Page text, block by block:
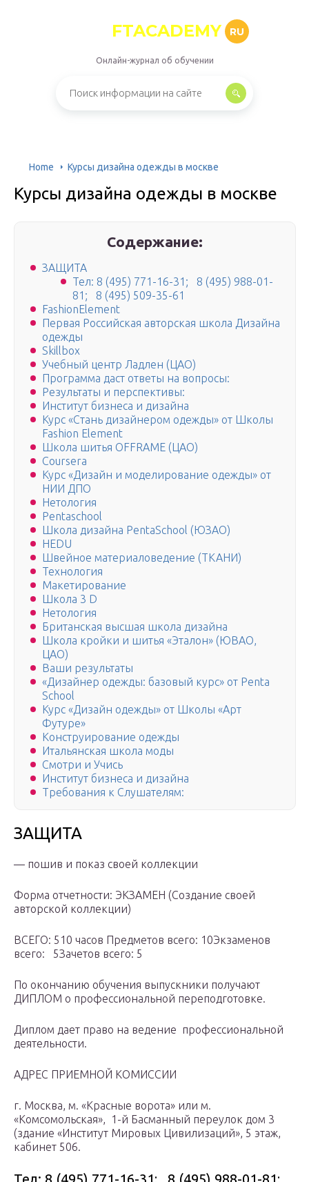
FTACADEMY RU
Онлайн-журнал об обучении
Home Курсы дизайна одежды в москве
Курсы дизайна одежды в москве
Содержание:
ЗАЩИТА
Тел: 8 (495) 771-16-31; 8 (495) 988-01-
81; 8 (495) 509-35-61
FashionElement
Первая Российская авторская школа Дизайна
одежды
Skillbox
Учебный центр Ладлен (ЦАО)
Программа даст ответы на вопросы:
Результаты и перспективы:
Институт бизнеса и дизайна
Курс «Стань дизайнером одежды» от Школы
Fashion Element
Школа шитья OFFRAME (ЦАО)
Coursera
Курс «Дизайн и моделирование одежды» от
НИИ ДПО
Нетология
Pentaschool
Школа дизайна PentaSchool (ЮЗАО)
HEDU
Швейное материаловедение (ТКАНИ)
Технология
Макетирование
Школа 3 D
Нетология
Британская высшая школа дизайна
Школа кройки и шитья «Эталон» (ЮВАО,
ЦАО)
Ваши результаты
«Дизайнер одежды: базовый курс» от Penta
School
Курс «Дизайн одежды» от Школы «Арт
Футуре»
Конструирование одежды
Итальянская школа моды
Смотри и Учись
Институт бизнеса и дизайна
Требования к Слушателям:
ЗАЩИТА
— пошив и показ своей коллекции
Форма отчетности: ЭКЗАМЕН (Создание своей
авторской коллекции)
ВСЕГО: 510 часов Предметов всего: 10Экзаменов
всего: 5Зачетов всего: 5
По окончанию обучения выпускники получают
ДИПЛОМ о профессиональной переподготовке.
Диплом дает право на ведение профессиональной
деятельности.
АДРЕС ПРИЕМНОЙ КОМИССИИ
г. Москва, м. «Красные ворота» или м.
«Комсомольская», 1-й Басманный переулок дом 3
(здание «Институт Мировых Цивилизаций», 5 этаж,
кабинет 506.